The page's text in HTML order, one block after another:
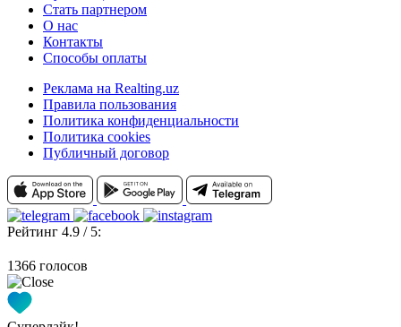
Стать партнером
О нас
Контакты
Способы оплаты
Реклама на Realting.uz
Правила пользования
Политика конфиденциальности
Политика cookies
Публичный договор
Рейтинг 4.9 / 5:
1366 голосов